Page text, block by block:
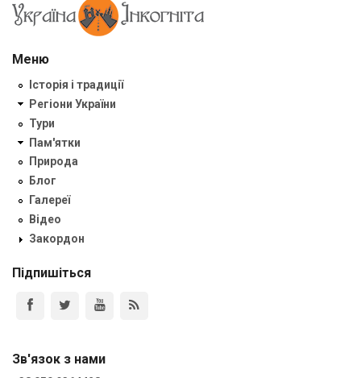
Меню
Історія і традиції
Регіони України
Тури
Пам'ятки
Природа
Блог
Галереї
Відео
Закордон
Підпишіться
Зв'язок з нами